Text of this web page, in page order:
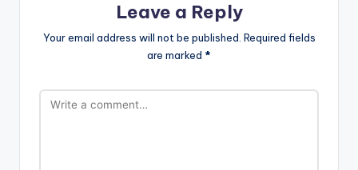
Leave a Reply
Your email address will not be published. Required fields
are marked *